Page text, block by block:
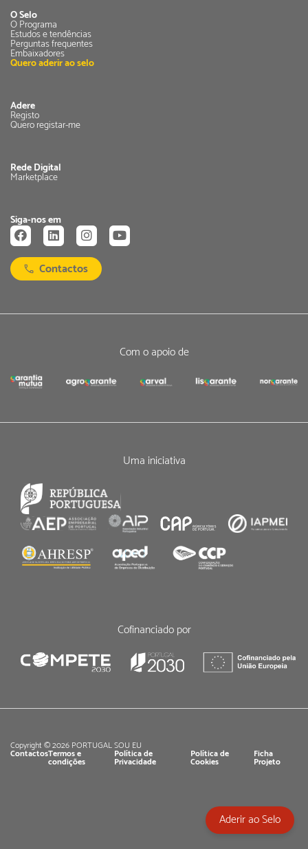
O Selo
O Programa
Estudos e tendências
Perguntas frequentes
Embaixadores
Quero aderir ao selo
Adere
Registo
Quero registar-me
Rede Digital
Marketplace
Siga-nos em
Contactos
Com o apoio de
Uma iniciativa
Cofinanciado por
Copyright © 2026 PORTUGAL SOU EU
ContactosTermos e
condições
Política de
Privacidade
Política de
Cookies
Ficha
Projeto
Aderir ao Selo